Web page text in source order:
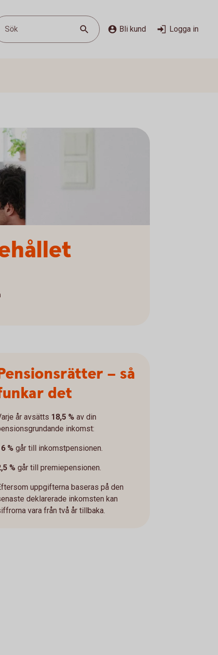
Sök Bli kund Logga in
– så
det
år avsätts 18,5 % av din
inkomst:
% går till inkomstpensionen.
% går till premiepensionen.
uppgifterna baseras på den
deklarerade inkomsten kan
vara från två år tillbaka.